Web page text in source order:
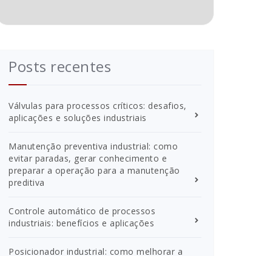
Posts recentes
Válvulas para processos críticos: desafios,
aplicações e soluções industriais
Manutenção preventiva industrial: como
evitar paradas, gerar conhecimento e
preparar a operação para a manutenção
preditiva
Controle automático de processos
industriais: benefícios e aplicações
Posicionador industrial: como melhorar a